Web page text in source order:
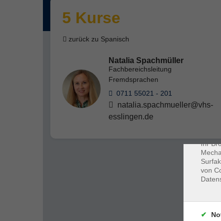
5 Kurse
zurück zu Spanisch
Natalia Spachmüller
Fachbereichsleitung
Fremdsprachen
0711 55021 - 201
natalia.spachmueller@vhs-
esslingen.de
Ihr
von